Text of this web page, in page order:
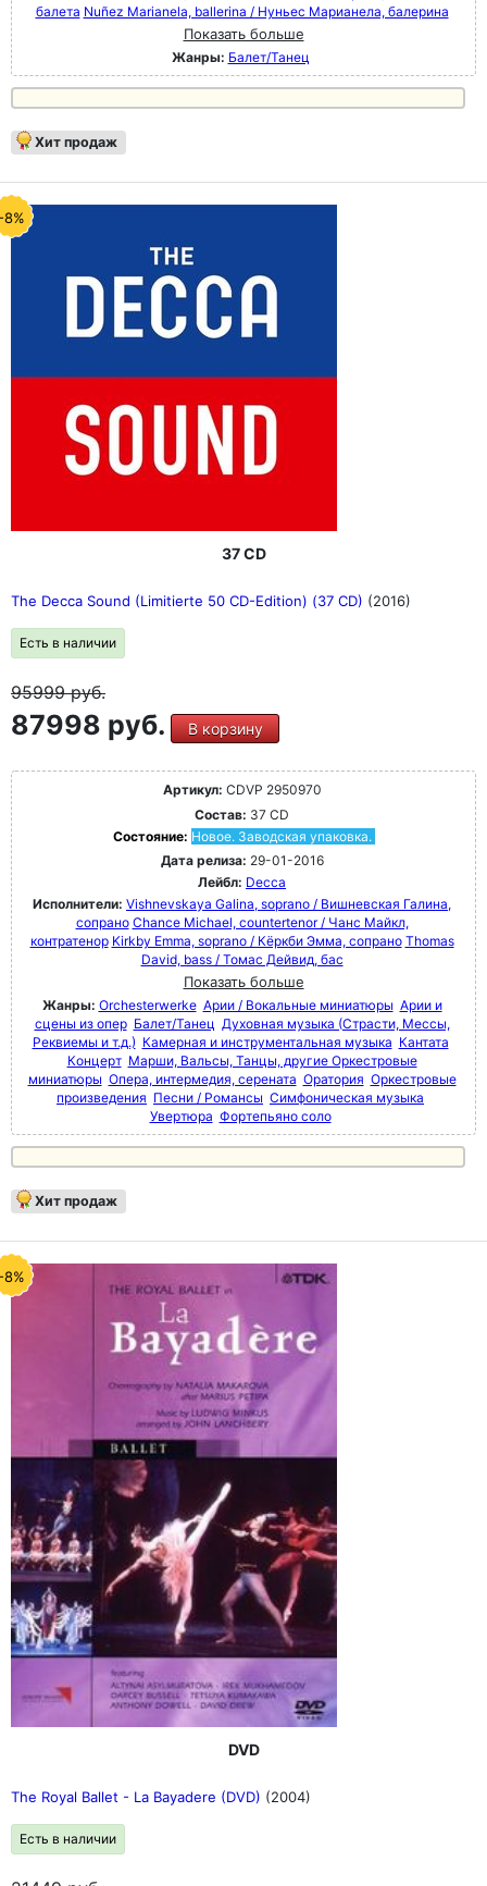
балета Nuñez Marianela, ballerina / Нуньес Марианела, балерина
Показать больше
Жанры: Балет/Танец
Хит продаж
8%
37 CD
The Decca Sound (Limitierte 50 CD-Edition) (37 CD) (2016)
Есть в наличии
95999руб.
87998 руб. В корзину
Артикул: CDVP 2950970
Состав: 37 CD
Состояние: Новое. Заводская упаковка.
Дата релиза: 29-01-2016
Лейбл: Decca
Исполнители: Vishnevskaya Galina, soprano / Вишневская Галина,
сопрано Chance Michael, countertenor / Чанс Майкл,
контратенор Kirkby Emma, soprano / Кёркби Эмма, сопрано Thomas
David, bass / Томас Дейвид, бас
Показать больше
Жанры: Orchesterwerke Арии / Вокальные миниатюры Арии и
сцены из опер Балет/Танец Духовная музыка (Страсти, Мессы,
Реквиемы и т.д.) Камерная и инструментальная музыка Кантата
Концерт Марши, Вальсы, Танцы, другие Оркестровые
миниатюры Опера, интермедия, серената Оратория Оркестровые
произведения Песни / Романсы Симфоническая музыка
Увертюра Фортепьяно соло
Хит продаж
8%
DVD
The Royal Ballet - La Bayadere (DVD) (2004)
Есть в наличии